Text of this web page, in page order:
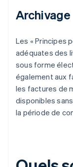
Archivage
Les « Principes
adéquates des
sous forme
également aux
les factures de
disponibles
la période de